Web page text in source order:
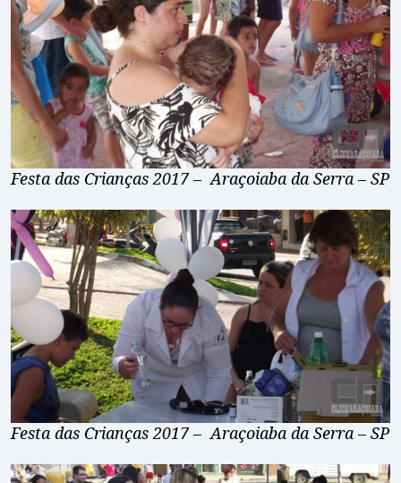
Festa das Crianças 2017 – Araçoiaba da Serra – SP
Festa das Crianças 2017 – Araçoiaba da Serra – SP